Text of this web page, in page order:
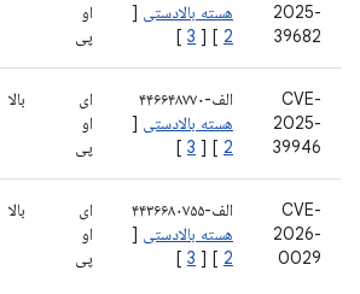
2025-
39682
هسته بالادستی [
2
] [
3
]
او
پی
CVE-
2025-
39946
الف-۴۴۶۶۴۸۷۷۰
هسته بالادستی [
2
] [
3
]
ای
او
پی
بالا
CVE-
2026-
0029
الف-۴۴۳۶۶۸۰۷۵۵
هسته بالادستی [
2
] [
3
]
ای
او
پی
بالا